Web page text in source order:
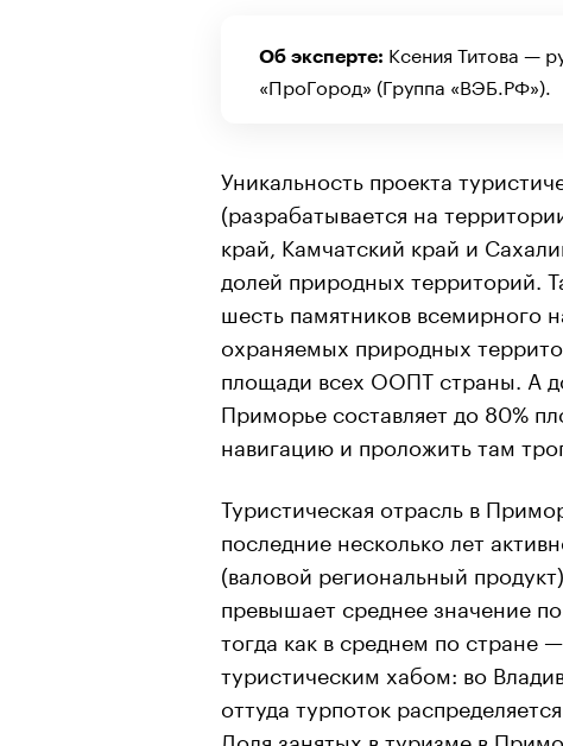
Об эксперте: Ксения Титова —
«ПроГород» (Группа «ВЭБ.РФ»).
Уникальность проекта
(разрабатывается на
край, Камчатский край и
долей природных территорий.
шесть памятников
охраняемых природных
площади всех ООПТ страны. А
Приморье составляет до 80%
навигацию и проложить там
Туристическая отрасль в
последние несколько лет
(валовой региональный
превышает среднее значение
тогда как в среднем по стране
туристическим хабом: во
оттуда турпоток
Доля занятых в туризме в